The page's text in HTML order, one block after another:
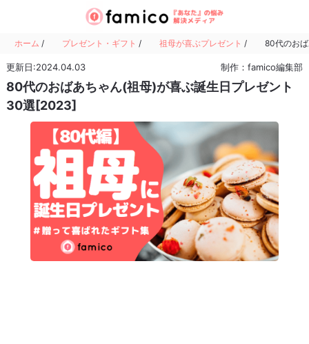
ホーム / プレゼント・ギフト / 祖母が喜ぶプレゼント / 80代のお
更新日:2024.04.03 制作：famico編集部
80代のおばあちゃん(祖母)が喜ぶ誕生日プレゼント
30選[2023]